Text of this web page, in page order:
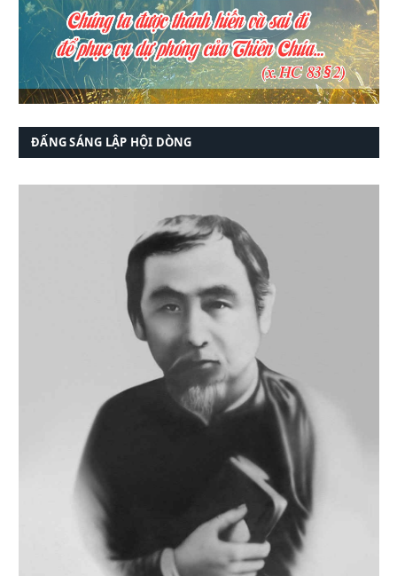
ĐẤNG SÁNG LẬP HỘI DÒNG